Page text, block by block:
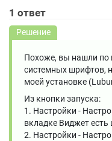
1 ответ
Решение
Похоже, вы нашли по
системных шрифтов,
моей установке
Из кнопки запуска:
1. Настройки -
вкладке Виджет
2. Настройки -